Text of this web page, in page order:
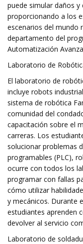
puede simular daños
proporcionando a los
escenarios del mundo
departamento del
Automatización
Laboratorio de
El laboratorio de
incluye robots
sistema de robótica
comunidad del
capacitación sobre el
carreras. Los
solucionar problemas
programables (PLC),
ocurre con todos los
programar con fallas
cómo utilizar
y mecánicos. Durante
estudiantes aprenden
devolver al servicio
Laboratorio de